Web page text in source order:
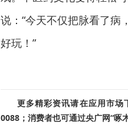
说：“今天不仅把脉看了病
好玩！”
更多精彩资讯请在应用市场
0088；消费者也可通过央广网“啄